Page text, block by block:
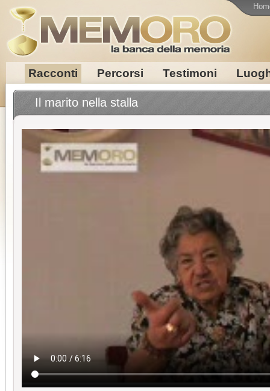
Racconti Percorsi Testimoni
Il marito nella stalla